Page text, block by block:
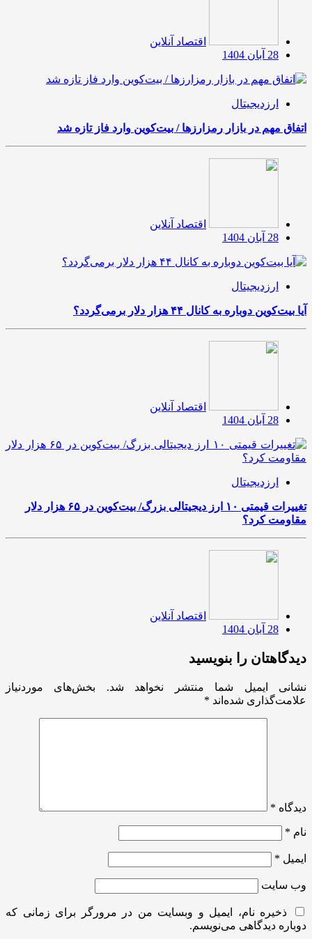
اقتصاد آنلاین
28 آبان 1404
ارزدیجیتال
اتفاق مهم در بازار رمزارزها / بیت‌کوین وارد فاز تازه شد
اقتصاد آنلاین
28 آبان 1404
ارزدیجیتال
آیا بیت‌کوین دوباره به کانال ۴۴ هزار دلار برمی‌گردد؟
اقتصاد آنلاین
28 آبان 1404
ارزدیجیتال
تغییرات قیمتی ۱۰ ارز دیجیتالی بزرگ/ بیت‌کوین در ۶۵ هزار دلار
مقاومت کرد؟
اقتصاد آنلاین
28 آبان 1404
دیدگاهتان را بنویسید
نشانی ایمیل شما منتشر نخواهد شد.
بخش‌های موردنیاز
علامت‌گذاری شده‌اند *
دیدگاه *
نام *
ایمیل *
وب‌ سایت
ذخیره نام، ایمیل و وبسایت من در مرورگر برای زمانی که
دوباره دیدگاهی می‌نویسم.